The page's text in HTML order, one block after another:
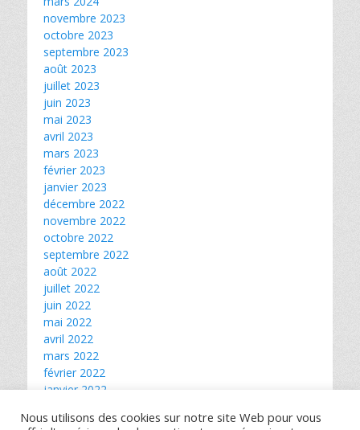
novembre 2023
octobre 2023
septembre 2023
août 2023
juillet 2023
juin 2023
mai 2023
avril 2023
mars 2023
février 2023
janvier 2023
décembre 2022
novembre 2022
octobre 2022
septembre 2022
août 2022
juillet 2022
juin 2022
mai 2022
avril 2022
mars 2022
février 2022
janvier 2022
novembre 2021
Nous utilisons des cookies sur notre site Web pour vous